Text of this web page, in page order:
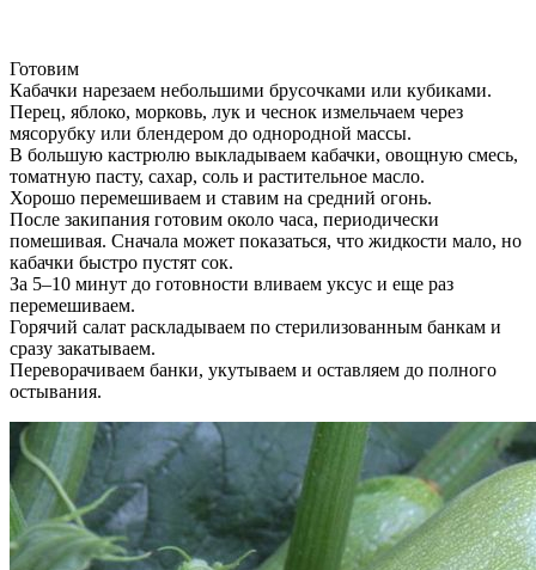
Готовим
Кабачки нарезаем небольшими брусочками или кубиками.
Перец, яблоко, морковь, лук и чеснок измельчаем через
мясорубку или блендером до однородной массы.
В большую кастрюлю выкладываем кабачки, овощную смесь,
томатную пасту, сахар, соль и растительное масло.
Хорошо перемешиваем и ставим на средний огонь.
После закипания готовим около часа, периодически
помешивая. Сначала может показаться, что жидкости мало, но
кабачки быстро пустят сок.
За 5–10 минут до готовности вливаем уксус и еще раз
перемешиваем.
Горячий салат раскладываем по стерилизованным банкам и
сразу закатываем.
Переворачиваем банки, укутываем и оставляем до полного
остывания.